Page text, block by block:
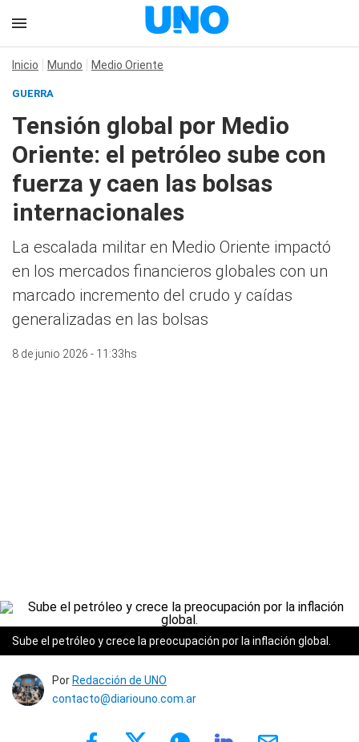
Inicio Mundo Medio Oriente
GUERRA
Tensión global por Medio
Oriente: el petróleo sube con
fuerza y caen las bolsas
internacionales
La escalada militar en Medio Oriente impactó
en los mercados financieros globales con un
marcado incremento del crudo y caídas
generalizadas en las bolsas
8 de junio 2026 - 11:33hs
Sube el petróleo y crece la preocupación por la inflación global.
Por Redacción de UNO
contacto@diariouno.com.ar